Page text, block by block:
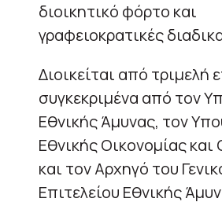
διοικητικό φόρτο και
γραφειοκρατικές
Διοικείται από τριμελή
συγκεκριμένα από τον
Εθνικής Άμυνας, τον
Εθνικής Οικονομίας
και τον Αρχηγό του
Επιτελείου Εθνικής